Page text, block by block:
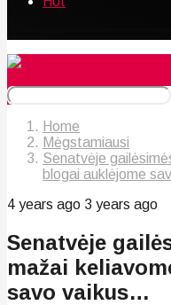
Home
Mėgstamiausi
Senatvėje
blogai auklėjome
4 years ago 3 years ago
Senatvėje
mažai
savo vaikus…